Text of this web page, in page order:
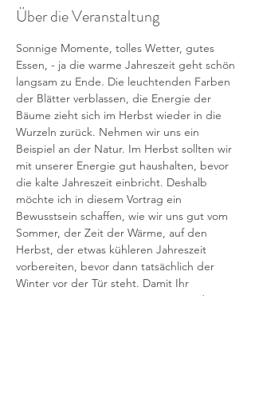
Über die Veranstaltung
Sonnige Momente, tolles Wetter, gutes
Essen, - ja die warme Jahreszeit geht schön
langsam zu Ende. Die leuchtenden Farben
der Blätter verblassen, die Energie der
Bäume zieht sich im Herbst wieder in die
Wurzeln zurück. Nehmen wir uns ein
Beispiel an der Natur. Im Herbst sollten wir
mit unserer Energie gut haushalten, bevor
die kalte Jahreszeit einbricht. Deshalb
möchte ich in diesem Vortrag ein
Bewusstsein schaffen, wie wir uns gut vom
Sommer, der Zeit der Wärme, auf den
Herbst, der etwas kühleren Jahreszeit
vorbereiten, bevor dann tatsächlich der
Winter vor der Tür steht. Damit Ihr
Immunsystem gut gewappnet ist und Sie